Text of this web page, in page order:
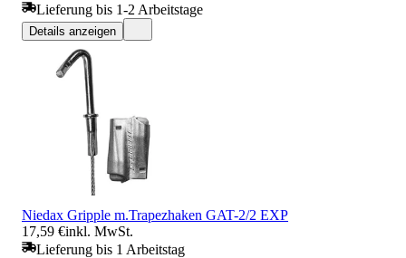
Lieferung bis 1-2 Arbeitstage
Details anzeigen
Niedax Gripple m.Trapezhaken GAT-2/2 EXP
17,59 €inkl. MwSt.
Lieferung bis 1 Arbeitstag